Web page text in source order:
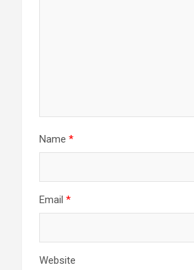
Name *
Email *
Website